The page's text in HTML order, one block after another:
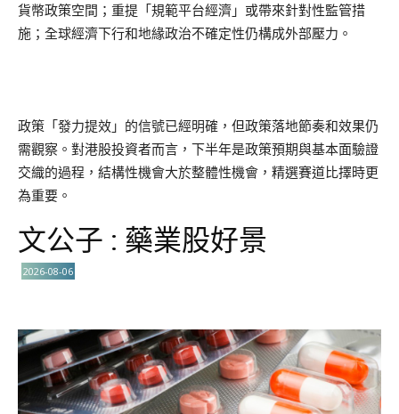
貨幣政策空間；重提「規範平台經濟」或帶來針對性監管措
施；全球經濟下行和地緣政治不確定性仍構成外部壓力。
政策「發力提效」的信號已經明確，但政策落地節奏和效果仍
需觀察。對港股投資者而言，下半年是政策預期與基本面驗證
交織的過程，結構性機會大於整體性機會，精選賽道比擇時更
為重要。
文公子 : 藥業股好景
2026-08-06